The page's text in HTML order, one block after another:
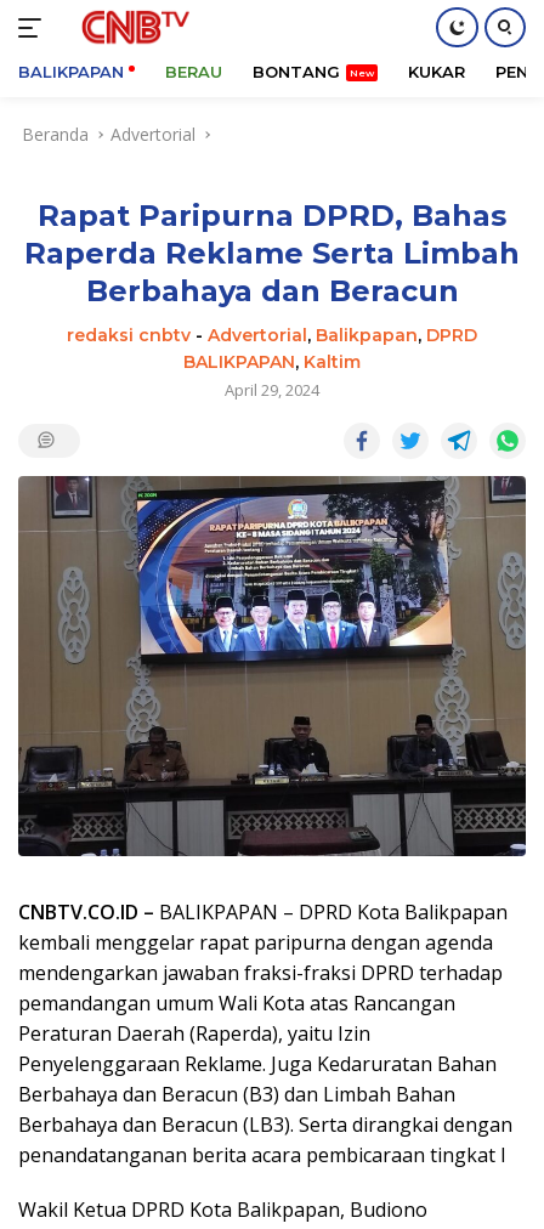
BALIKPAPAN BERAU BONTANG KUKAR
Beranda Advertorial
Rapat Paripurna DPRD, Bahas
Raperda Reklame Serta Limbah
Berbahaya dan Beracun
redaksi cnbtv - Advertorial, Balikpapan, DPRD
BALIKPAPAN, Kaltim
April 29, 2024
CNBTV.CO.ID – BALIKPAPAN – DPRD Kota Balikpapan
kembali menggelar rapat paripurna dengan agenda
mendengarkan jawaban fraksi-fraksi DPRD terhadap
pemandangan umum Wali Kota atas Rancangan
Peraturan Daerah (Raperda), yaitu Izin
Penyelenggaraan Reklame. Juga Kedaruratan Bahan
Berbahaya dan Beracun (B3) dan Limbah Bahan
Berbahaya dan Beracun (LB3). Serta dirangkai dengan
penandatanganan berita acara pembicaraan tingkat I
Wakil Ketua DPRD Kota Balikpapan, Budiono